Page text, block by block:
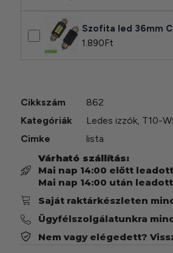
Szofita led 36mm
1.890Ft
Cikkszám
862
Kategóriák
Ledes izzók, T10-
Cimke
lista
Várható szállítás:
Mai nap 14:00 előtt
Mai nap 14:00 után
Saját raktárkészleten
Ügyfélszolgálatunkra
Nem vagy elégedett?